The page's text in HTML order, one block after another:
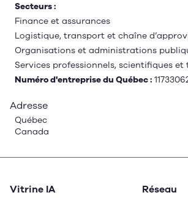
Secteurs :
Finance et assurances
Logistique, transport et chaîne
Organisations et administrations
Services professionnels, scientifiques et
Numéro d'entreprise du Québec :
Adresse
Québec
Canada
Vitrine IA Réseau